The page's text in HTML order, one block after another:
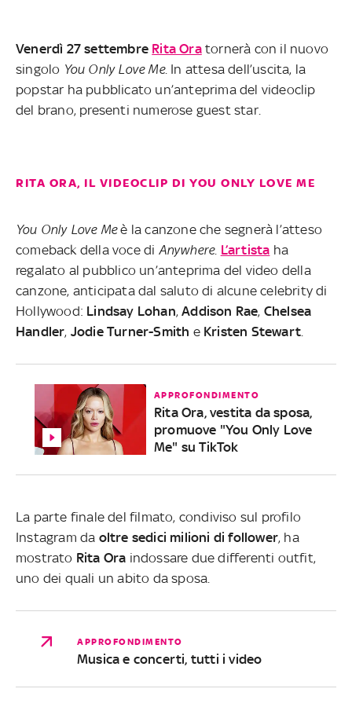
Venerdì 27 settembre Rita Oratornerà con il nuovo
singolo You Only Love Me. In attesa dell’uscita, la
popstar ha pubblicato un’anteprima del videoclip
del brano, presenti numerose guest star.
RITA ORA, IL VIDEOCLIP DI YOU ONLY LOVE ME
You Only Love Meè la canzone che segnerà l’atteso
comeback della voce di Anywhere. L’artista ha
regalato al pubblico un’anteprima del video della
canzone, anticipata dal saluto di alcune celebrity di
Hollywood: Lindsay Lohan,Addison Rae, Chelsea
Handler, Jodie Turner-Smith e Kristen Stewart
APPROFONDIMENTO
Rita Ora, vestita da sposa,
promuove "You Only Love
Me" su TikTok
La parte finale del filmato, condiviso sul profilo
Instagram da oltre sedici milioni di follower, ha
mostrato Rita Ora indossare due differenti outfit,
uno dei quali un abito da sposa.
APPROFONDIMENTO
Musica e concerti, tutti i video